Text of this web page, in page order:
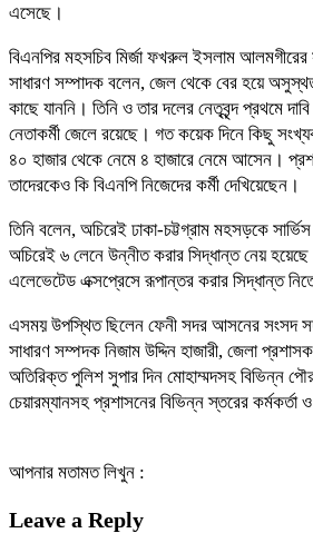
এসেছে।
বিএনপির মহসচিব মির্জা ফখরুল ইসলাম
সাধারণ সম্পাদক বলেন, জেল থেকে বের হয়ে
কাছে যাননি। তিনি ও তার দলের নেতৃবৃন্দ প্রথমে
নেতাকর্মী জেলে রয়েছে। গত কয়েক দিনে কিছু
৪০ হাজার থেকে নেমে ৪ হাজারে নেমে আসেন।
তাদেরকেও কি বিএনপি নিজেদের কর্মী দেখিয়েছেন।
তিনি বলেন, অচিরেই ঢাকা-চট্টগ্রাম মহসড়কে
অচিরেই ৬ লেনে উন্নীত করার সিদ্ধান্ত নেয়
এলেভেটেড এক্সপ্রেসে রূপান্তর করার সিদ্ধান্ত
এসময় উপস্থিত ছিলেন ফেনী সদর আসনের সংসদ
সাধারণ সম্পদক নিজাম উদ্দিন হাজারী, জেলা
অতিরিক্ত পুলিশ সুপার দিন মোহাম্মদসহ বিভিন্ন
চেয়ারম্যানসহ প্রশাসনের বিভিন্ন স্তরের কর্মকর্তা
আপনার মতামত লিখুন :
Leave a Reply